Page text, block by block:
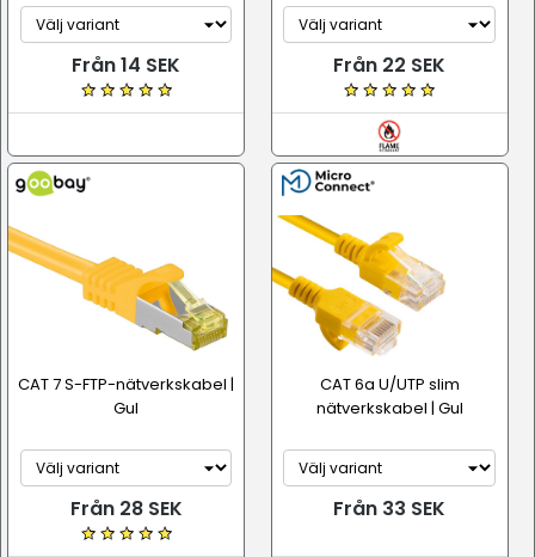
Från 14 SEK Från 22 SEK
CAT 7 S-FTP-nätverkskabel |
Gul
Från 28 SEK
CAT 6a U/UTP slim
nätverkskabel | Gul
Från 33 SEK